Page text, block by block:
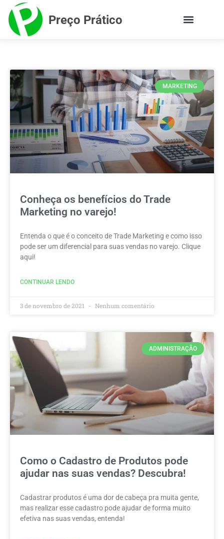
Preço Prático
MARKETING
Conheça os benefícios do Trade
Marketing no varejo!
Entenda o que é o conceito de Trade Marketing e como isso
pode ser um diferencial para suas vendas no varejo. Clique
aqui!
CONTINUAR LENDO
3 de novembro de 2021 Nenhum comentário
ADMINISTRAÇÃO
Como o Cadastro de Produtos pode
ajudar nas suas vendas? Descubra!
Cadastrar produtos é uma dor de cabeça pra muita gente,
mas realizar esse cadastro pode ajudar de forma muito
efetiva nas suas vendas, entenda!